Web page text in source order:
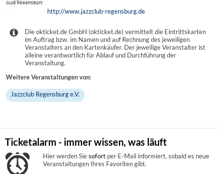
http://www.jazzclub-regensburg.de
Die okticket.de GmbH (okticket.de) vermittelt die Eintrittskarten
im Auftrag bzw. im Namen und auf Rechnung des jeweiligen
Veranstalters an den Kartenkäufer. Der jeweilige Veranstalter ist
alleine verantwortlich für Ablauf und Durchführung der
Veranstaltung.
Weitere Veranstaltungen von:
Jazzclub Regensburg e.V.
Ticketalarm - immer wissen, was läuft
Hier werden Siesofort per E-Mail informiert, sobald es neue
Veranstaltungen Ihres Favoriten gibt.